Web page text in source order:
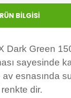
BİLGİSİ
Dark Green
sayesinde
esnasında
dir.